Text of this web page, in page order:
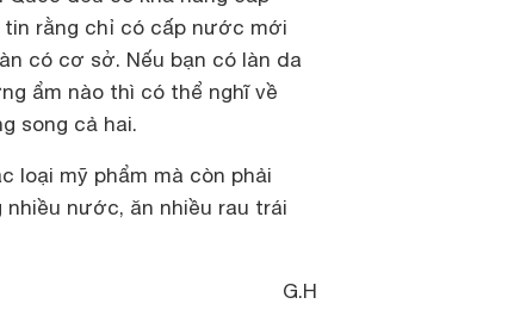
rằng chỉ có cấp nước mới
có cơ sở. Nếu bạn có làn da
ẩm nào thì có thể nghĩ về
song cả hai.
loại mỹ phẩm mà còn phải
nước, ăn nhiều rau trái
G.H